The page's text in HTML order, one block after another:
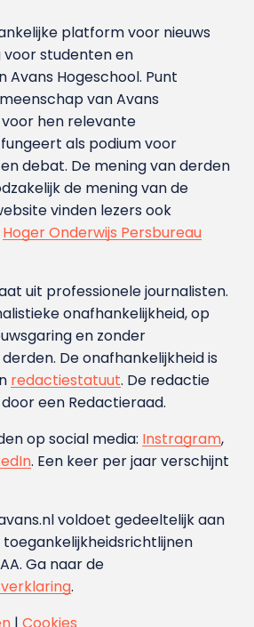
platform voor nieuws
studenten en
Avans Hoge­school. Punt
van Avans
hen relevante
als podium voor
debat. De mening van derden
de mening van de
vinden lezers ook
Hoger Onderwijs Persbureau
uit professionele journalisten.
onafhankelijkheid, op
en zonder
De onafhankelijkheid is
redactiestatuut. De redactie
een Redactieraad.
op social media: Instragram,
. Een keer per jaar verschijnt
voldoet gedeeltelijk aan
Ga naar de
.
| Cookies